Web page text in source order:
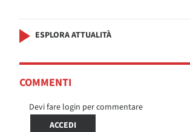
ESPLORA ATTUALITÀ
COMMENTI
Devi fare login per commentare
ACCEDI